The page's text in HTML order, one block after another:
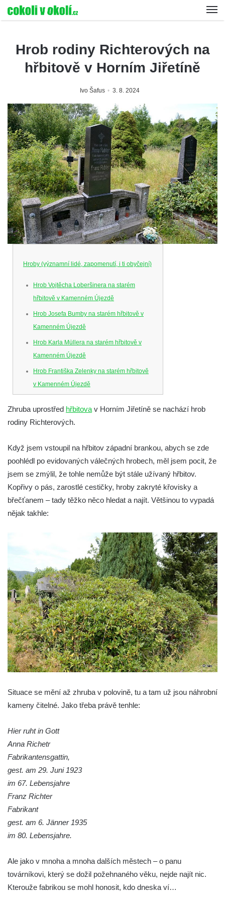
Hrob rodiny Richterových na
hřbitově v Horním Jiřetíně
Ivo Šafus 3. 8. 2024
Hroby (významní lidé, zapomenutí, i ti obyčejní)
Hrob Vojtěcha Loberšinera na starém
hřbitově v Kamenném Újezdě
Hrob Josefa Bumby na starém hřbitově v
Kamenném Újezdě
Hrob Karla Müllera na starém hřbitově v
Kamenném Újezdě
Hrob Františka Zelenky na starém hřbitově
v Kamenném Újezdě
Kamenném Újezdě
Hrob Františka Šillera na hřbitově ve
Hrob Josefa Valeše na hřbitově ve Velešíně
Hrob Ladislava Vichra na hřbitově ve
Velešíně
Hrob Františka Bürgera na hřbitově ve
Velešíně
Hrob Jana Kleina na hřbitově ve Velešíně
Hrob Bartoloměje Vavreyna na hřbitově ve
Velešíně
Hrob Josefa Novotného na hřbitově ve
Velešíně
Hrob Jana Křtitele Mikyšky na hřbitově ve
Velešíně
Hrob rodiny Bürgerovy na hřbitově ve
Velešíně
Hrob rodiny Hamerníkovy na hřbitově ve
Velešíně
Velešíně
Hrob Šimona Haláčka na hřbitově v Římově
Hrob Jana a Marie Tybytanclových na
hřbitově v Římově
Hrob rodiny Wähner na hřbitově v Dolním
Podluží
Hrob rodiny Stolle na hřbitově v Dolním
Hrob Josefa Adlera na hřbitově v Dolním
Podluží
Hrob Eduarda Tietzeho na hřbitově v
Zhruba uprostřed hřbitova v Horním Jiřetíně se nachází hrob
rodiny Richterových.
Když jsem vstoupil na hřbitov západní brankou, abych se zde
poohlédl po evidovaných válečných hrobech, měl jsem pocit, že
jsem se zmýlil, že tohle nemůže být stále užívaný hřbitov.
Kopřivy o pás, zarostlé cestičky, hroby zakryté křovisky a
břečťanem – tady těžko něco hledat a najít. Většinou to vypadá
nějak takhle:
Situace se mění až zhruba v polovině, tu a tam už jsou náhrobní
kameny čitelné. Jako třeba právě tenhle:
Hier ruht in Gott
Anna Richetr
Fabrikantensgattin,
gest. am 29. Juni 1923
im 67. Lebensjahre
Franz Richter
Fabrikant
gest. am 6. Jänner 1935
im 80. Lebensjahre.
Ale jako v mnoha a mnoha dalších městech – o panu
továrníkovi, který se dožil požehnaného věku, nejde najít nic.
Kterouže fabrikou se mohl honosit, kdo dneska ví…